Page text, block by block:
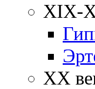
XIX-
XX